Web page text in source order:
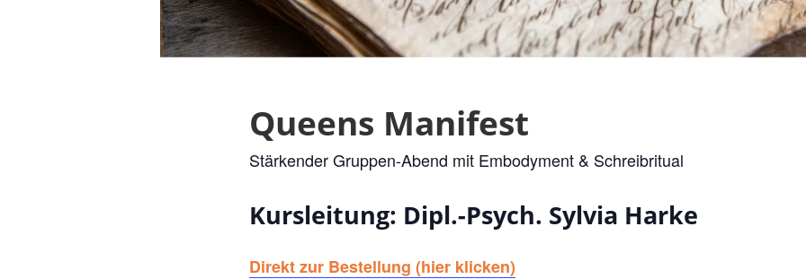
Queens Manifest
Stärkender Gruppen-Abend mit Embodyment & Schreibritual
Kursleitung: Dipl.-Psych. Sylvia Harke
Direkt zur Bestellung (hier klicken)